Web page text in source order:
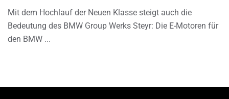
Mit dem Hochlauf der Neuen Klasse steigt auch die
Bedeutung des BMW Group Werks Steyr: Die E-Motoren für
den BMW